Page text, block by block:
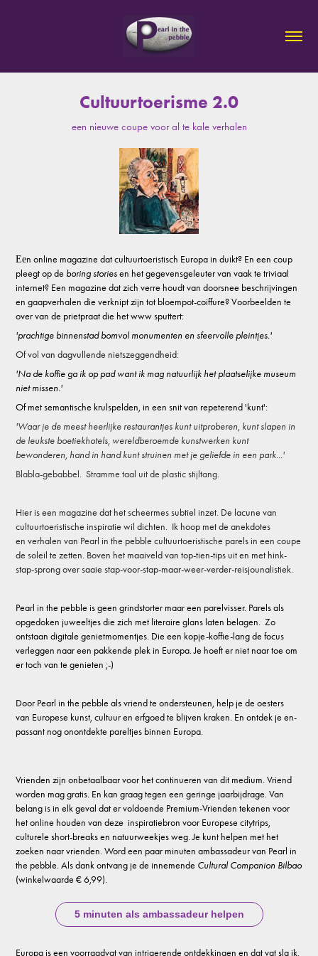
Cultuurtoerisme 2.0
een nieuwe coupe voor al te kale verhalen
Een online magazine datcultuurtoeristisch Europa in duikt? En een coup
pleegt op de boring storiesen het gegevensgeleuter van vaak te triviaal
internet? Een magazine dat zich verre houdt van doorsnee beschrijvingen
en gaapverhalen die verknipt zijn tot bloempot-coiffure? Voorbeelden te
over van de prietpraat die het www sputtert:
'prachtige binnenstad bomvol monumenten en sfeervolle pleintjes.'
Of vol van dagvullende nietszeggendheid:
'Na de koffie ga ik op pad want ik mag natuurlijk het plaatselijke museum
niet missen.'
Of met semantische krulspelden, in een snit van repeterend 'kunt':
'Waar je de meest heerlijke restaurantjes kunt uitproberen, kunt slapen in
de leukste boetiekhotels, wereldberoemde kunstwerken kunt
bewonderen, hand in hand kunt struinen met je geliefde in een park...'
Blabla-gebabbel. Stramme taal uit de plastic stijltang.
Hier is een magazine dat het scheermes subtiel inzet. De lacune van
cultuurtoeristische inspiratie wil dichten. Ik hoop met de anekdotes
en verhalen van Pearl in the pebble cultuurtoeristische parels in een coupe
de soleil te zetten. Boven het maaiveld van top-tien-tips uit en met hink-
stap-sprong over saaie stap-voor-stap-maar-weer-verder-reisjounalistiek.
Pearl in the pebble is geen grindstorter maar een parelvisser. Parels als
opgedoken juweeltjes die zich met literaire glans laten belagen.Zo
ontstaan digitale genietmomentjes. Die een kopje-koffie-lang de focus
verleggen naar een pakkende plek in Europa. Je hoeft er niet naar toe om
er toch van te genieten ;-)
Door Pearl in the pebble als vriend te ondersteunen, help je de oesters
van Europese kunst, cultuur en erfgoed te blijven kraken. En ontdek je en-
passant nog onontdekte pareltjes binnen Europa.
Vrienden zijn onbetaalbaar voor het continueren van dit medium. Vriend
worden mag gratis. En kan graag tegen een geringe jaarbijdrage. Van
belang is in elk geval dat er voldoende Premium-Vrienden tekenen voor
het online houden van deze inspiratiebron voor Europese citytrips,
culturele short-breaks en natuurweekjes weg. Je kunt helpen met het
zoeken naar vrienden. Word een paar minuten ambassadeur van Pearl in
the pebble. Als dank ontvang je de innemende Cultural Companion Bilbao
(winkelwaarde € 6,99).
5 minuten als ambassadeur helpen
Europa is een voorraadvat van intrigerende ontdekkingen en dat vat sla ik,